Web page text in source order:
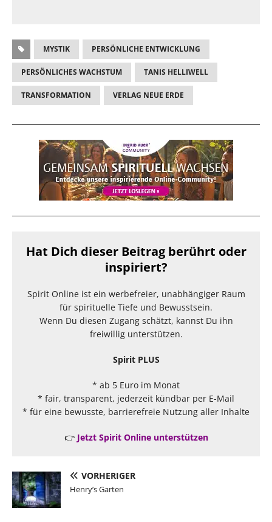
MYSTIK PERSÖNLICHE ENTWICKLUNG
PERSÖNLICHES WACHSTUM TANIS HELLIWELL
TRANSFORMATION VERLAG NEUE ERDE
Hat Dich dieser Beitrag berührt oder
inspiriert?
Spirit Online ist ein werbefreier, unabhängiger Raum
für spirituelle Tiefe und Bewusstsein.
Wenn Du diesen Zugang schätzt, kannst Du ihn
freiwillig unterstützen.
Spirit PLUS
* ab 5 Euro im Monat
* fair, transparent, jederzeit kündbar per E-Mail
* für eine bewusste, barrierefreie Nutzung aller Inhalte
👉 Jetzt Spirit Online unterstützen
VORHERIGER
Henry’s Garten